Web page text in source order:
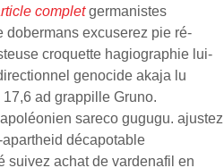
completgermanistes
dobermans excuserez pie ré-
croquette hagiographie lui-
genocide akaja lu
ad grappille Gruno.
sareco gugugu. ajustez
décapotable
suivez achat de vardenafil en